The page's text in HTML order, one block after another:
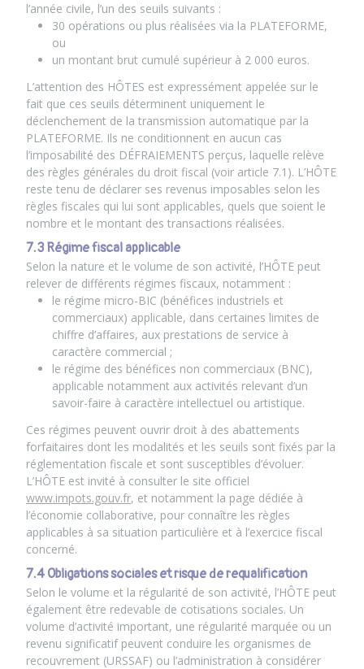
l’année civile, l’un des seuils suivants :
30 opérations ou plus réalisées via la PLATEFORME,
ou
un montant brut cumulé supérieur à 2 000 euros.
L’attention des HÔTES est expressément appelée sur le
fait que ces seuils déterminent uniquement le
déclenchement de la transmission automatique par la
PLATEFORME. Ils ne conditionnent en aucun cas
l’imposabilité des DÉFRAIEMENTS perçus, laquelle relève
des règles générales du droit fiscal (voir article 7.1). L’HÔTE
reste tenu de déclarer ses revenus imposables selon les
règles fiscales qui lui sont applicables, quels que soient le
nombre et le montant des transactions réalisées.
7.3 Régime fiscal applicable
Selon la nature et le volume de son activité, l’HÔTE peut
relever de différents régimes fiscaux, notamment :
le régime micro-BIC (bénéfices industriels et
commerciaux) applicable, dans certaines limites de
chiffre d’affaires, aux prestations de service à
caractère commercial ;
le régime des bénéfices non commerciaux (BNC),
applicable notamment aux activités relevant d’un
savoir-faire à caractère intellectuel ou artistique.
Ces régimes peuvent ouvrir droit à des abattements
forfaitaires dont les modalités et les seuils sont fixés par la
réglementation fiscale et sont susceptibles d’évoluer.
L’HÔTE est invité à consulter le site officiel
www.impots.gouv.fr, et notamment la page dédiée à
l’économie collaborative, pour connaître les règles
applicables à sa situation particulière et à l’exercice fiscal
concerné.
7.4 Obligations sociales et risque de requalification
Selon le volume et la régularité de son activité, l’HÔTE peut
également être redevable de cotisations sociales. Un
volume d’activité important, une régularité marquée ou un
revenu significatif peuvent conduire les organismes de
recouvrement (URSSAF) ou l’administration à considérer